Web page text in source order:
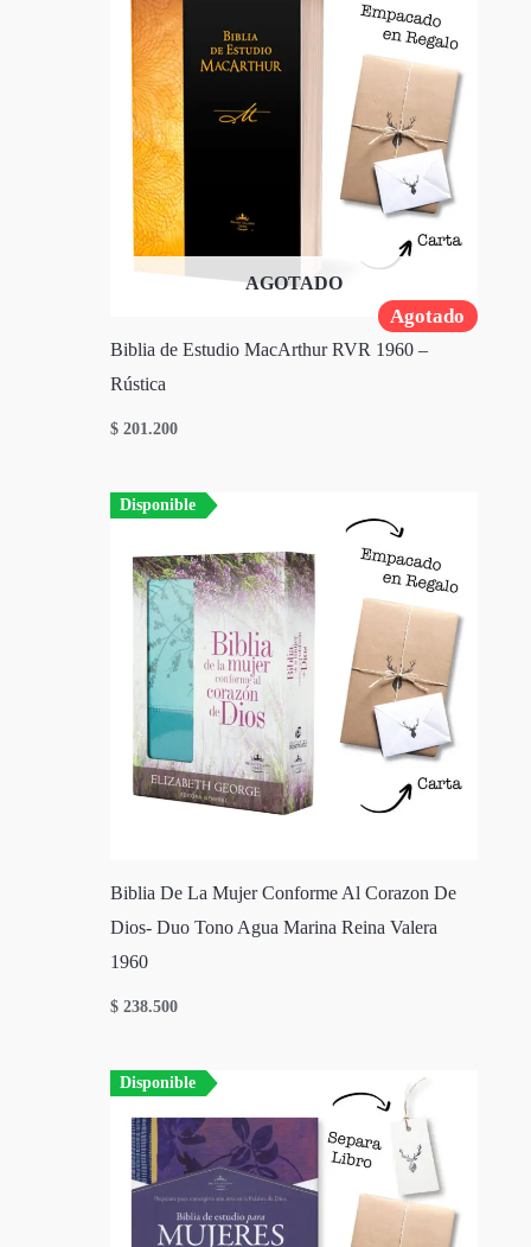
Agotado
AGOTADO
Biblia de Estudio MacArthur RVR 1960 –
Rústica
$ 201.200
Disponible
Biblia De La Mujer Conforme Al Corazon De
Dios- Duo Tono Agua Marina Reina Valera
1960
$ 238.500
Disponible